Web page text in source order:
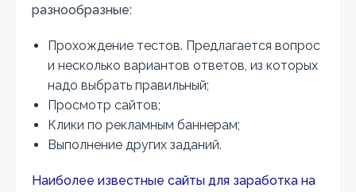
разнообразные:
Прохождение тестов. Предлагается вопрос
и несколько вариантов ответов, из которых
надо выбрать правильный;
Просмотр сайтов;
Клики по рекламным баннерам;
Выполнение других заданий.
Наиболее известные сайты для заработка на